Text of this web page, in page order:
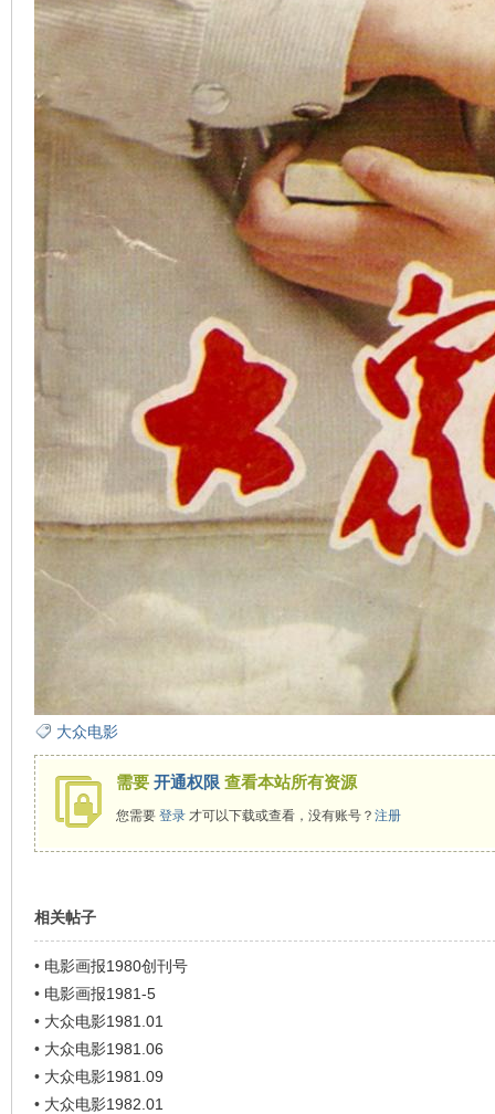
大众电影
需要 开通权限 查看本站所有资源
您需要 登录才可以下载或查看，没有账号？ 注册
相关帖子
• 电影画报1980创刊号
• 电影画报1981-5
• 大众电影1981.01
• 大众电影1981.06
• 大众电影1981.09
• 大众电影1982.01